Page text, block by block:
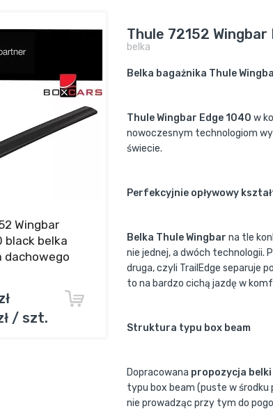
Wingbar
black belka
dachowego
/ szt.
Thule 72152
belka
Belka bagażnika Thule
Thule Wingbar Edge 1040 w
nowoczesnym technologiom
świecie.
Perfekcyjnie opływowy
Belka Thule Wingbar na tle
nie jednej, a dwóch technologii.
druga, czyli TrailEdge separuje
to na bardzo cichą jazdę w
Struktura typu box beam
Dopracowana propozycja belki
typu box beam (puste w środku
nie prowadząc przy tym do